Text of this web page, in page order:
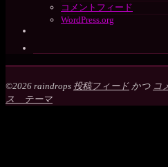
コメントフィード
WordPress.org
©2026 raindrops 投稿フィード かつ コ
ス テーマ